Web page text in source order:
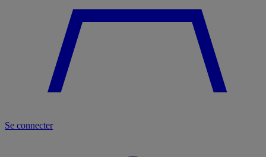
Se connecter